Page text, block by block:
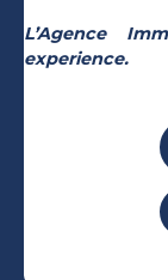
L’Agence
experience.